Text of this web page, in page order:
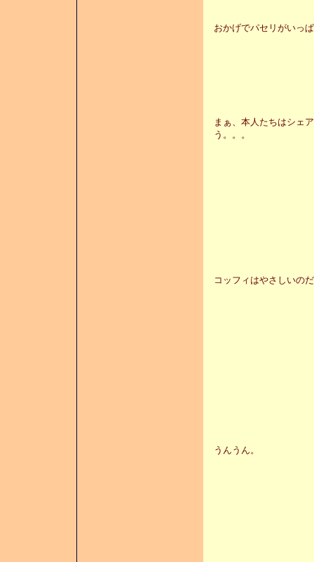
おかげでパセリがいっ
まぁ、本人たちはシェ
う。。。
コッフィはやさしいのだ
うんうん。